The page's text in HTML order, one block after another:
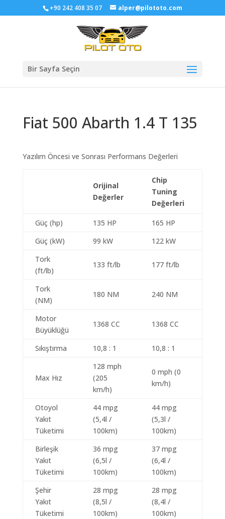
+90 242 408 35 07 alper@pilototo.com
Bir Sayfa Seçin
Fiat 500 Abarth 1.4 T 135
Yazılım Öncesi ve Sonrası Performans Değerleri
Orijinal
Değerler
Chip
Tuning
Değerleri
Güç (hp) 135 HP
165 HP
Güç (kW)
99 kW
122 kW
Tork
(ft/lb)
133 ft/lb 177 ft/lb
Tork
(NM)
180 NM 240 NM
Motor
Büyüklüğü
1368 CC 1368 CC
Sıkıştırma 10,8 : 1 10,8 : 1
Max Hız
128 mph
(205
km/h)
0 mph (0
km/h)
Otoyol
Yakıt
Tüketimi
44 mpg
(5,4l /
100km)
44 mpg
(5,3l /
100km)
Birleşik
Yakıt
Tüketimi
36 mpg
(6,5l /
100km)
37 mpg
(6,4l /
100km)
Şehir
Yakıt
Tüketimi
28 mpg
(8,5l /
100km)
28 mpg
(8,4l /
100km)